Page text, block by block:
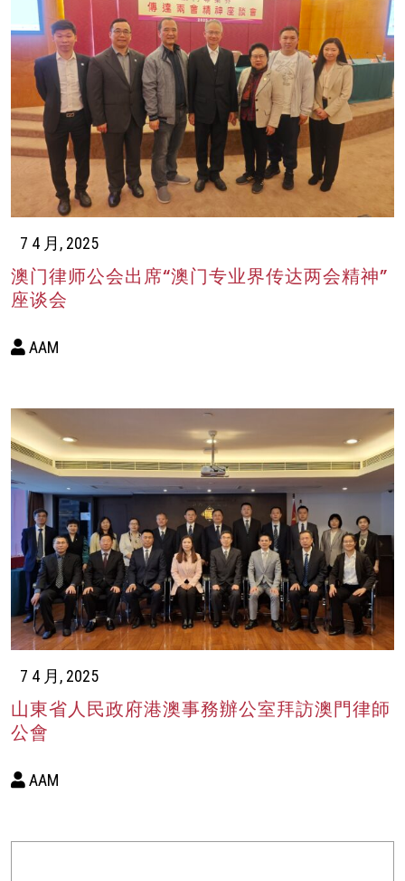
7 4 月, 2025
澳门律师公会出席“澳门专业界传达两会精神”
座谈会
AAM
7 4 月, 2025
山東省人民政府港澳事務辦公室拜訪澳門律師
公會
AAM